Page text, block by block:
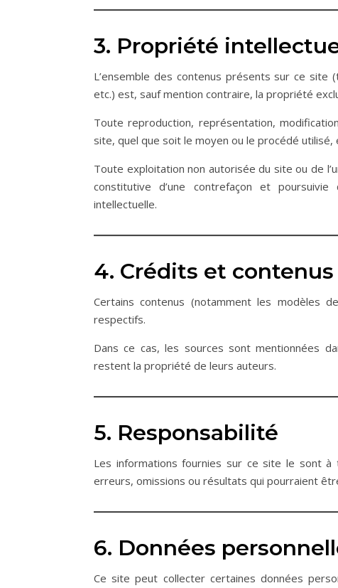
3. Propriété
L’ensemble des contenus présents sur ce
etc.) est, sauf mention contraire, la propriété
Toute reproduction, représentation,
site, quel que soit le moyen ou le procédé
Toute exploitation non autorisée du site ou de
constitutive d’une contrefaçon et
intellectuelle.
4. Crédits et
Certains contenus (notamment les modèles
respectifs.
Dans ce cas, les sources sont mentionnées
restent la propriété de leurs auteurs.
5. Responsabilité
Les informations fournies sur ce site le sont
erreurs, omissions ou résultats qui pourraient
6. Données
Ce site peut collecter certaines données